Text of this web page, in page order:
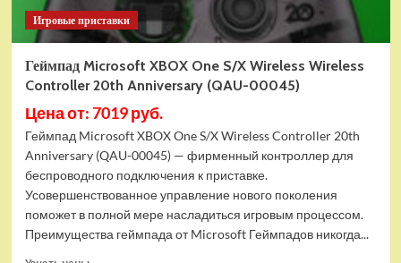
Игровые приставки
Геймпад Microsoft XBOX One S/X Wireless Wireless
Controller 20th Anniversary (QAU-00045)
Цена от: 7019 руб.
Геймпад Microsoft XBOX One S/X Wireless Controller 20th
Anniversary (QAU-00045) — фирменный контроллер для
беспроводного подключения к приставке.
Усовершенствованное управление нового поколения
поможет в полной мере насладиться игровым процессом.
Преимущества геймпада от Microsoft Геймпадов никогда...